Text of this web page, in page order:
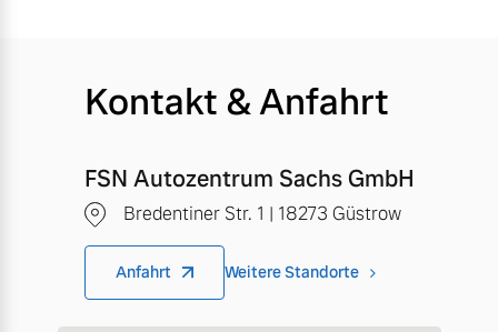
Kontakt & Anfahrt
FSN Autozentrum Sachs GmbH
Bredentiner Str. 1 | 18273 Güstrow
Anfahrt Weitere Standorte